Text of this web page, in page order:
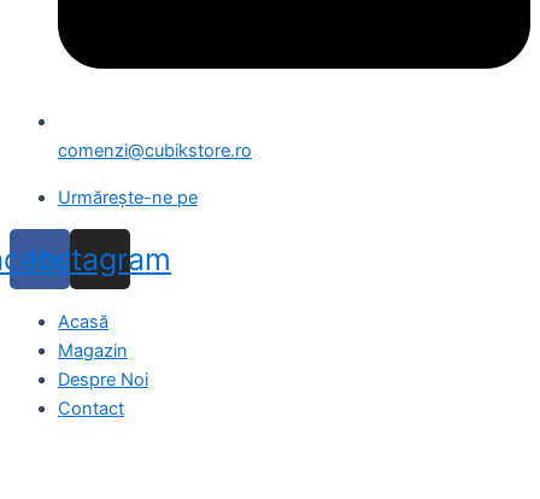
comenzi@cubikstore.ro
Urmărește-ne pe
Instagram
Acasă
Magazin
Despre Noi
Contact